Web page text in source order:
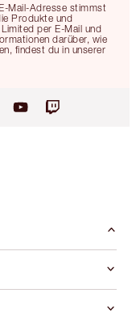
Mail-Adresse stimmst
Produkte und
per E-Mail und
darüber, wie
findest du in unserer